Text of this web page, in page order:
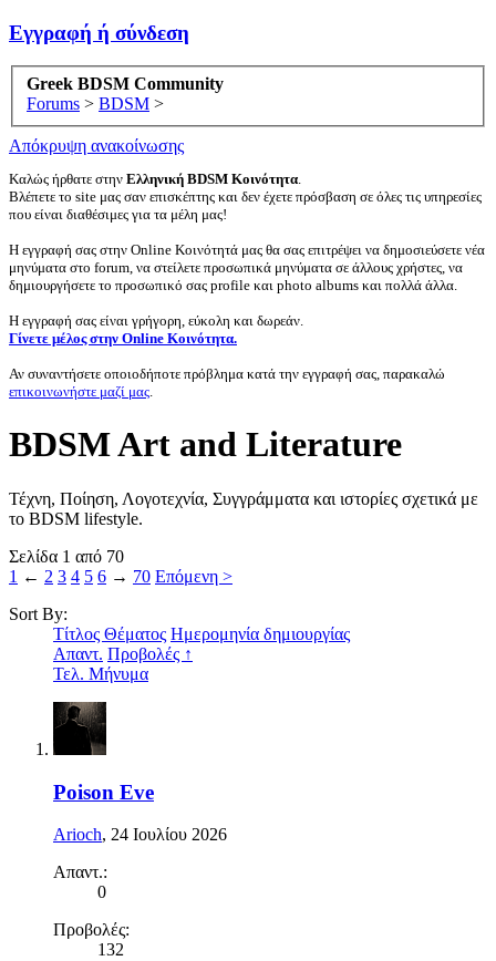
Εγγραφή ή σύνδεση
Greek BDSM Community
Forums > BDSM >
Απόκρυψη ανακοίνωσης
Καλώς ήρθατε στην Ελληνική BDSM Κοινότητα.
Βλέπετε το site μας σαν επισκέπτης και δεν έχετε πρόσβαση σε όλες τις υπηρεσίες
που είναι διαθέσιμες για τα μέλη μας!
Η εγγραφή σας στην Online Κοινότητά μας θα σας επιτρέψει να δημοσιεύσετε νέα
μηνύματα στο forum, να στείλετε προσωπικά μηνύματα σε άλλους χρήστες, να
δημιουργήσετε το προσωπικό σας profile και photo albums και πολλά άλλα.
Η εγγραφή σας είναι γρήγορη, εύκολη και δωρεάν.
Γίνετε μέλος στην Online Κοινότητα.
Αν συναντήσετε οποιοδήποτε πρόβλημα κατά την εγγραφή σας, παρακαλώ
επικοινωνήστε μαζί μας.
BDSM Art and Literature
Τέχνη, Ποίηση, Λογοτεχνία, Συγγράμματα και ιστορίες σχετικά με
το BDSM lifestyle.
Σελίδα 1 από 70
1 ← 2 3 4 5 6 → 70 Επόμενη >
Sort By:
Τίτλος Θέματος Ημερομηνία δημιουργίας
Απαντ. Προβολές ↑
Τελ. Μήνυμα
Poison Eve
Arioch, 24 Ιουλίου 2026
Απαντ.:
0
Προβολές:
132